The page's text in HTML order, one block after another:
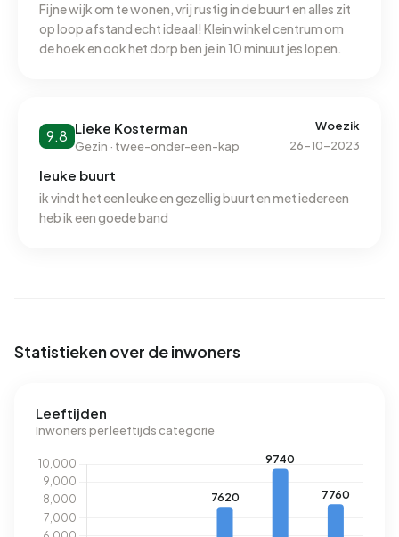
Fijne wijk om te wonen, vrij rustig in de buurt en alles zit
op loop afstand echt ideaal! Klein winkel centrum om
de hoek en ook het dorp ben je in 10 minuutjes lopen.
9.8 Lieke Kosterman
Gezin · twee-onder-een-kap
Woezik
26-10-2023
leuke buurt
ik vindt het een leuke en gezellig buurt en met iedereen
heb ik een goede band
Statistieken over de inwoners
Leeftijden
Inwoners per leeftijds categorie